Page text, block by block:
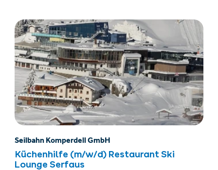
Seilbahn Komperdell GmbH
Küchenhilfe (m/w/d) Restaurant Ski
Lounge Serfaus